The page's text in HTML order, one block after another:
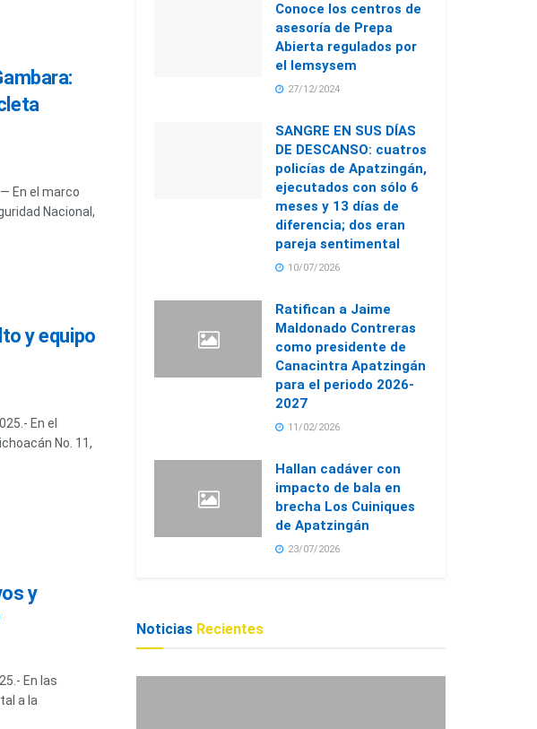
En el marco
Nacional,
y equipo
En el
No. 11,
y
En las
a la
Conoce los centros de
asesoría de Prepa
Abierta regulados por
el Iemsysem
27/12/2024
SANGRE EN SUS DÍAS
DE DESCANSO: cuatros
policías de Apatzingán,
ejecutados con sólo 6
meses y 13 días de
diferencia; dos eran
pareja sentimental
10/07/2026
Ratifican a Jaime
Maldonado Contreras
como presidente de
Canacintra Apatzingán
para el periodo 2026-
2027
11/02/2026
Hallan cadáver con
impacto de bala en
brecha Los Cuiniques
de Apatzingán
23/07/2026
Noticias Recientes